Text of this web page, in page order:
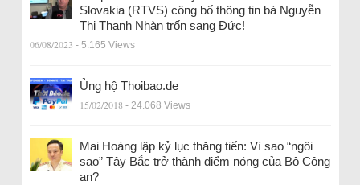
Slovakia (RTVS) công bố thông tin bà Nguyễn
Thị Thanh Nhàn trốn sang Đức!
06/08/2023 - 5.165 Views
Ủng hộ Thoibao.de
15/02/2018 - 24.068 Views
Mai Hoàng lập kỷ lục thăng tiến: Vì sao “ngôi
sao” Tây Bắc trở thành điểm nóng của Bộ Công
an?